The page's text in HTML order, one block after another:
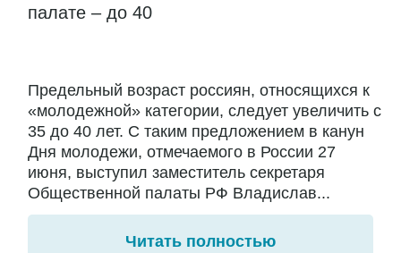
палате – до 40
Предельный возраст россиян, относящихся к
«молодежной» категории, следует увеличить с
35 до 40 лет. С таким предложением в канун
Дня молодежи, отмечаемого в России 27
июня, выступил заместитель секретаря
Общественной палаты РФ Владислав...
Читать полностью